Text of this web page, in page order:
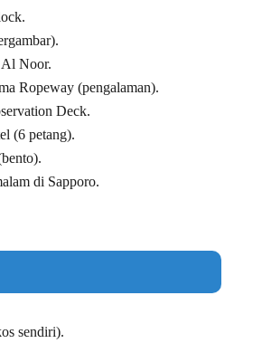
Noor.
Ropeway (pengalaman).
Deck.
(6 petang).
di Sapporo.
sendiri).